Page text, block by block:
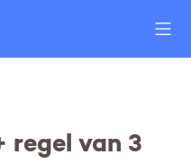
regel van 3